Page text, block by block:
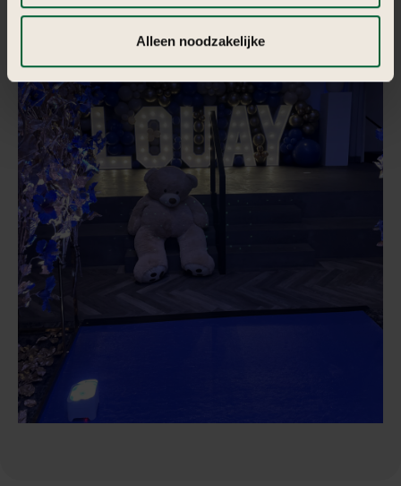
kiezen welke cookies je accepteert. Je kunt je keuze op
informatie vind je inde kleine letters.
Alleen noodzakelijke